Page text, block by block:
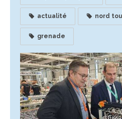
actualité nord
grenade